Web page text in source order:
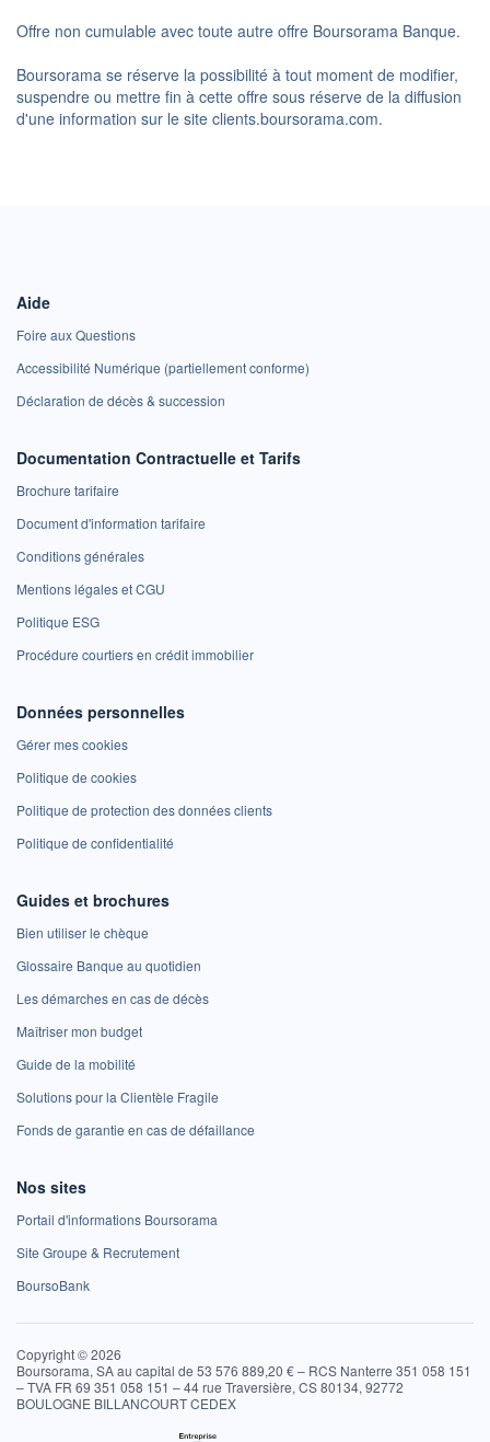
Offre non cumulable avec toute autre offre Boursorama Banque.
Boursorama se réserve la possibilité à tout moment de modifier,
suspendre ou mettre fin à cette offre sous réserve de la diffusion
d'une information sur le site clients.boursorama.com.
Aide
Foire aux Questions
Accessibilité Numérique (partiellement conforme)
Déclaration de décès & succession
Documentation Contractuelle et Tarifs
Brochure tarifaire
Document d'information tarifaire
Conditions générales
Mentions légales et CGU
Politique ESG
Procédure courtiers en crédit immobilier
Données personnelles
Gérer mes cookies
Politique de cookies
Politique de protection des données clients
Politique de confidentialité
Guides et brochures
Bien utiliser le chèque
Glossaire Banque au quotidien
Les démarches en cas de décès
Maîtriser mon budget
Guide de la mobilité
Solutions pour la Clientèle Fragile
Fonds de garantie en cas de défaillance
Nos sites
Portail d'informations Boursorama
Site Groupe & Recrutement
BoursoBank
Copyright © 2026
Boursorama, SA au capital de 53 576 889,20 € – RCS Nanterre 351 058 151
– TVA FR 69 351 058 151 – 44 rue Traversière, CS 80134, 92772
BOULOGNE BILLANCOURT CEDEX